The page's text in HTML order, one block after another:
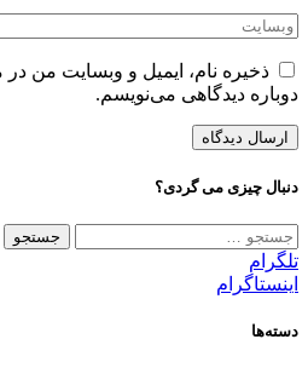
ذخیره نام، ایمیل و وبسایت من
دوباره دیدگاهی می‌نویسم.
دنبال چیزی می گردی؟
جستجو
برای:
تلگرام
اینستاگرام
دسته‌ها